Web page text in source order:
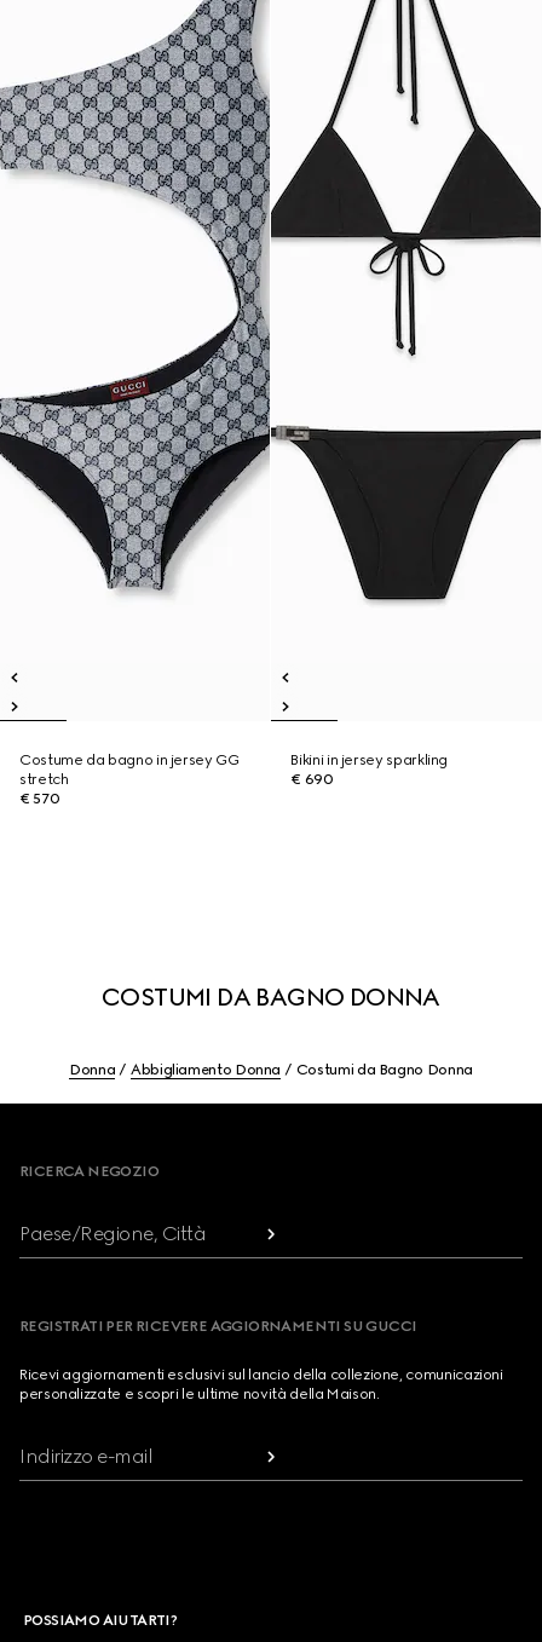
Costume da bagno in jersey GG
stretch
€ 570
Bikini in jersey sparkling
€ 690
COSTUMI DA BAGNO DONNA
Donna Abbigliamento Donna Costumi da Bagno Donna
RICERCA NEGOZIO
Paese/Regione, Città
REGISTRATI PER RICEVERE AGGIORNAMENTI SU GUCCI
Ricevi aggiornamenti esclusivi sul lancio della collezione, comunicazioni
personalizzate e scopri le ultime novità della Maison.
Indirizzo e-mail
POSSIAMO AIUTARTI?